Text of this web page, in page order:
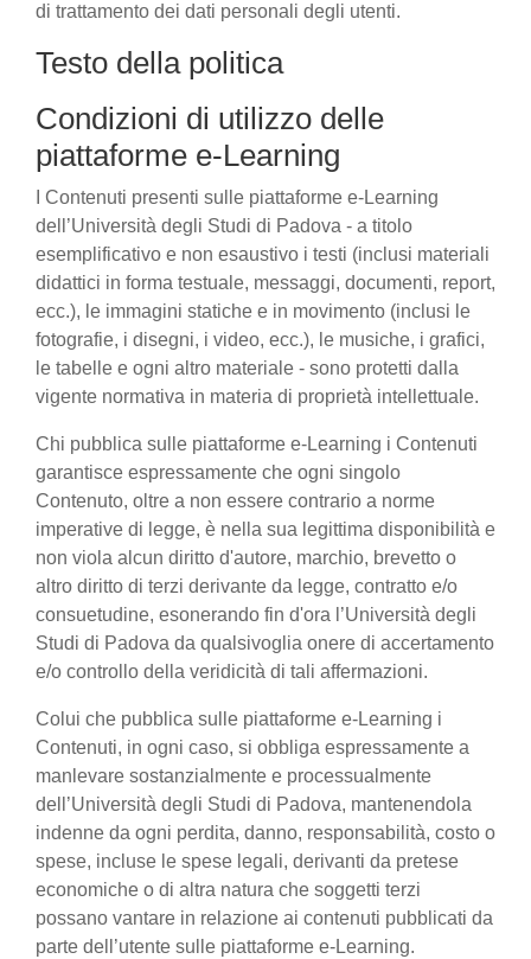
di trattamento dei dati personali degli utenti.
Testo della politica
Condizioni di utilizzo delle
piattaforme e-Learning
I Contenuti presenti sulle piattaforme e-Learning
dell’Università degli Studi di Padova - a titolo
esemplificativo e non esaustivo i testi (inclusi materiali
didattici in forma testuale, messaggi, documenti, report,
ecc.), le immagini statiche e in movimento (inclusi le
fotografie, i disegni, i video, ecc.), le musiche, i grafici,
le tabelle e ogni altro materiale - sono protetti dalla
vigente normativa in materia di proprietà intellettuale.
Chi pubblica sulle piattaforme e-Learning i Contenuti
garantisce espressamente che ogni singolo
Contenuto, oltre a non essere contrario a norme
imperative di legge, è nella sua legittima disponibilità e
non viola alcun diritto d'autore, marchio, brevetto o
altro diritto di terzi derivante da legge, contratto e/o
consuetudine, esonerando fin d'ora l’Università degli
Studi di Padova da qualsivoglia onere di accertamento
e/o controllo della veridicità di tali affermazioni.
Colui che pubblica sulle piattaforme e-Learning i
Contenuti, in ogni caso, si obbliga espressamente a
manlevare sostanzialmente e processualmente
dell’Università degli Studi di Padova, mantenendola
indenne da ogni perdita, danno, responsabilità, costo o
spese, incluse le spese legali, derivanti da pretese
economiche o di altra natura che soggetti terzi
possano vantare in relazione ai contenuti pubblicati da
parte dell’utente sulle piattaforme e-Learning.